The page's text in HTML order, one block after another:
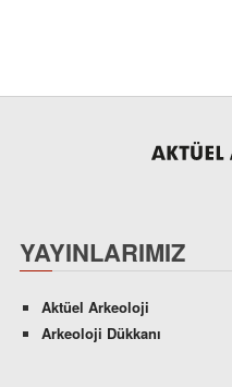
YAYINLARIMIZ
Aktüel Arkeoloji
Arkeoloji Dükkanı